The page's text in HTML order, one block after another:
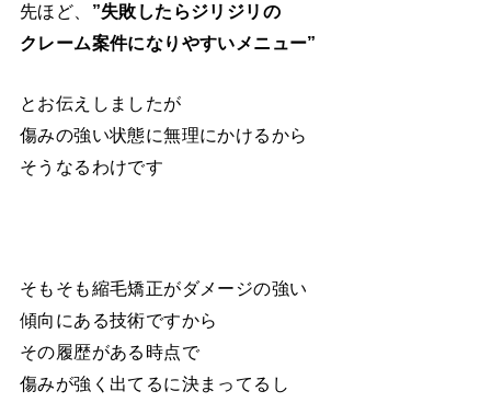
先ほど、 ”失敗したらジリジリの
クレーム案件になりやすいメニュー”
とお伝えしましたが
傷みの強い状態に無理にかけるから
そうなるわけです
そもそも縮毛矯正がダメージの強い
傾向にある技術ですから
その履歴がある時点で
傷みが強く出てるに決まってるし